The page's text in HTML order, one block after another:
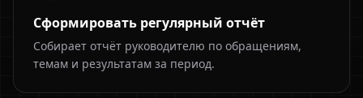
Сформировать регулярный отчёт
Собирает отчёт руководителю по обращениям,
темам и результатам за период.